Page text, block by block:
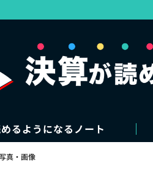
るようになるノート
真・画像